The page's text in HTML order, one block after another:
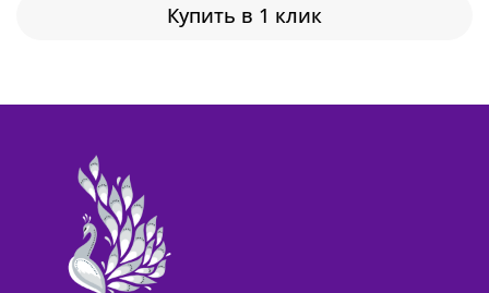
Купить в 1 клик